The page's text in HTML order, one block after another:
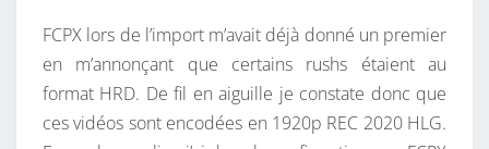
A
T
U
R
FCPX lors de l’import m’avait déjà donné un premier
en m’annonçant que certains rushs étaient au
format HRD. De fil en aiguille je constate donc que
ces vidéos sont encodées en 1920p REC 2020 HLG.